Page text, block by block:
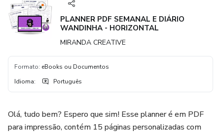
PLANNER PDF SEMANAL E DIÁRIO
WANDINHA - HORIZONTAL
MIRANDA CREATIVE
Formato: eBooks ou Documentos
Idioma: Português
Olá, tudo bem? Espero que sim! Esse planner é em PDF
para impressão, contém 15 páginas personalizadas com